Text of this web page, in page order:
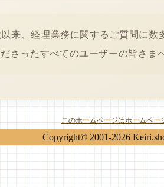
来、経理業務に関するご質問に
さったすべてのユーザーの皆さま
このホームページはホームペー
Copyright© 2001-2026